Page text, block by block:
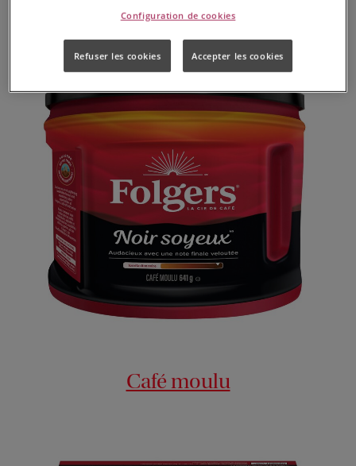
Café moulu
Configuration de cookies
Refuser les cookies Accepter les cookies